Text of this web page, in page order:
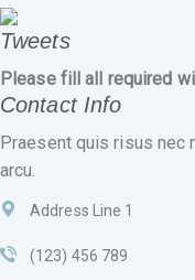
Tweets
Please fill all required
Contact Info
Praesent quis risus nec
arcu.
Address Line 1
(123) 456 789